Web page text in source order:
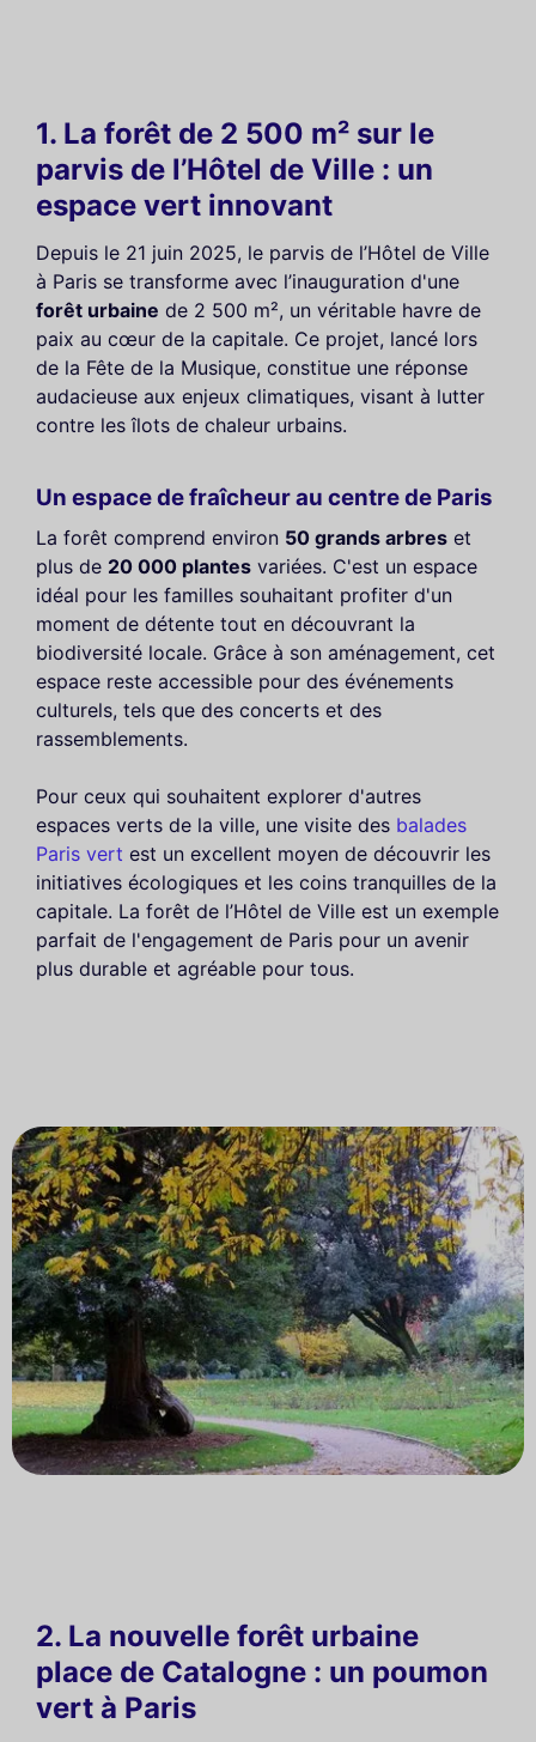
1. La forêt de 2 500 m² sur le
parvis de l’Hôtel de Ville : un
espace vert innovant
Depuis le 21 juin 2025, le parvis de l’Hôtel de Ville
à Paris se transforme avec l’inauguration d'une
forêt urbaine de 2 500 m², un véritable havre de
paix au cœur de la capitale. Ce projet, lancé lors
de la Fête de la Musique, constitue une réponse
audacieuse aux enjeux climatiques, visant à lutter
contre les îlots de chaleur urbains.
Un espace de fraîcheur au centre de Paris
La forêt comprend environ 50 grands arbres et
plus de 20 000 plantes variées. C'est un espace
idéal pour les familles souhaitant profiter d'un
moment de détente tout en découvrant la
biodiversité locale. Grâce à son aménagement, cet
espace reste accessible pour des événements
culturels, tels que des concerts et des
rassemblements.
Pour ceux qui souhaitent explorer d'autres
espaces verts de la ville, une visite des balades
Paris vert est un excellent moyen de découvrir les
initiatives écologiques et les coins tranquilles de la
capitale. La forêt de l’Hôtel de Ville est un exemple
parfait de l'engagement de Paris pour un avenir
plus durable et agréable pour tous.
2. La nouvelle forêt urbaine
place de Catalogne : un poumon
vert à Paris